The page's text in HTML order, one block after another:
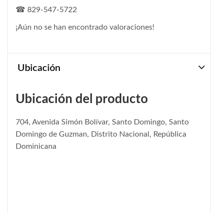
☎ 829-547-5722
¡Aún no se han encontrado valoraciones!
Ubicación
Ubicación del producto
704, Avenida Simón Bolívar, Santo Domingo, Santo
Domingo de Guzman, Distrito Nacional, República
Dominicana